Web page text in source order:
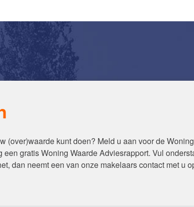
(over)waarde kunt doen? Meld u aan voor de
gratis Woning Waarde Adviesrapport. Vul
dan neemt een van onze makelaars contact met u